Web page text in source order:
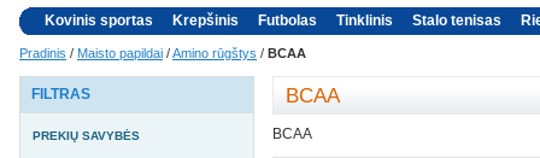
Kovinis sportas Krepšinis Futbolas Tinklinis Stalo tenisas
Pradinis / Maisto papildai /Amino rūgštys / BCAA
BCAA
BCAA
FILTRAS
PREKIŲ SAVYBĖS